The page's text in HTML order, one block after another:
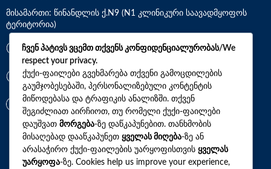
მისამართი: წინანდლის ქ.N9 (N1 კლინიკური საავადმყოფოს
ტერიტორია)
*7770
+(995)32 2 800 111
info@synevo.ge
2021 – 2026 © სინევო. ყველა უფლება დაცულია
ჩვენ პატივს ვცემთ თქვენს კონფიდენციალურობას/We
respect your privacy.
ქუქი-ფაილები გვეხმარება თქვენი გამოცდილების
გაუმჯობესებაში, პერსონალიზებული კონტენტის
მიწოდებასა და ტრაფიკის ანალიზში. თქვენ
შეგიძლიათ აირჩიოთ, თუ რომელი ქუქი-ფაილები
დაუშვათ მორგება-ზე დაწკაპუნებით. თანხმობის
მისაღებად დააწკაპუნეთ ყველას მიღება-ზე ან
არასაჭირო ქუქი-ფაილების უარყოფისთვის ყველას
უარყოფა-ზე. Cookies help us improve your experience,